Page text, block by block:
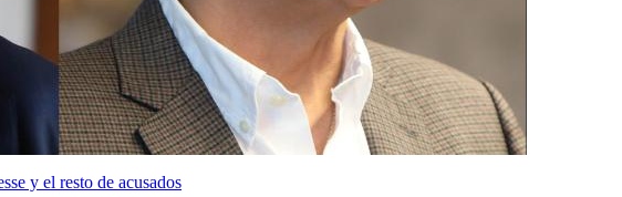
y el resto de acusados